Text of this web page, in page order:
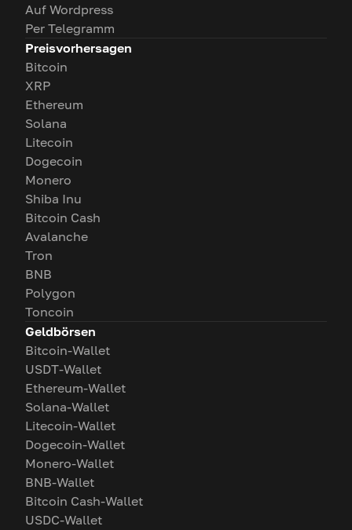
Auf Wordpress
Per Telegramm
Preisvorhersagen
Bitcoin
XRP
Ethereum
Solana
Litecoin
Dogecoin
Monero
Shiba Inu
Bitcoin Cash
Avalanche
Tron
BNB
Polygon
Toncoin
Geldbörsen
Bitcoin-Wallet
USDT-Wallet
Ethereum-Wallet
Solana-Wallet
Litecoin-Wallet
Dogecoin-Wallet
Monero-Wallet
BNB-Wallet
Bitcoin Cash-Wallet
USDC-Wallet